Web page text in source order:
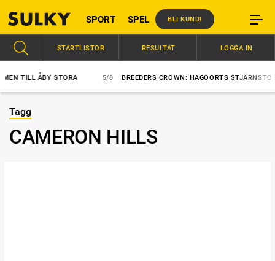
SPORT SPEL BLI KUND!
TILL ÅBY STORA BREEDERS CROWN: HAGOORTS STJÄRNSTO BÄST
STARTLISTOR RESULTAT LOGGA IN
Tagg
CAMERON HILLS